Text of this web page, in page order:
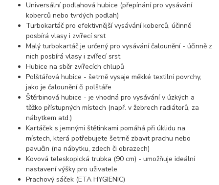
Universální podlahová hubice (přepínání pro vysávání
koberců nebo tvrdých podlah)
Turbokartáč pro efektivnější vysávání koberců, účinně
posbírá vlasy i zvířecí srst
Malý turbokartáč je určený pro vysávání čalounění - účinně z
nich posbírá vlasy i zvířecí srst
Hubice na sběr zvířecích chlupů
Polštářová hubice - šetrně vysaje měkké textilní povrchy,
jako je čalounění či polštáře
Štěrbinová hubice - je vhodná pro vysávání v úzkých a
těžko přístupných místech (např. v žebrech radiátorů, za
nábytkem atd.)
Kartáček s jemnými štětinkami pomáhá při úklidu na
místech, která potřebujete šetrně zbavit prachu nebo
pavučin (na nábytku, zdech či obrazech)
Kovová teleskopická trubka (90 cm) - umožňuje ideální
nastavení výšky pro uživatele
Prachový sáček (ETA HYGIENIC)